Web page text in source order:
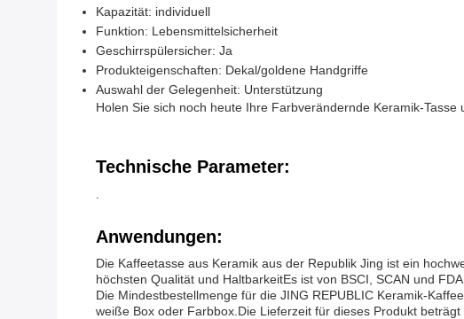
Kapazität: individuell
Funktion: Lebensmittelsicherheit
Geschirrspülersicher: Ja
Produkteigenschaften: Dekal/goldene Handgriffe
Auswahl der Gelegenheit: Unterstützung
Holen Sie sich noch heute Ihre Farbverändernde Keramik-
Technische Parameter:
Anwendungen:
Die Kaffeetasse aus Keramik aus der Republik Jing ist ein
höchsten Qualität und HaltbarkeitEs ist von BSCI, SCAN und
Die Mindestbestellmenge für die JING REPUBLIC Keramik-
weiße Box oder Farbbox.Die Lieferzeit für dieses Produkt